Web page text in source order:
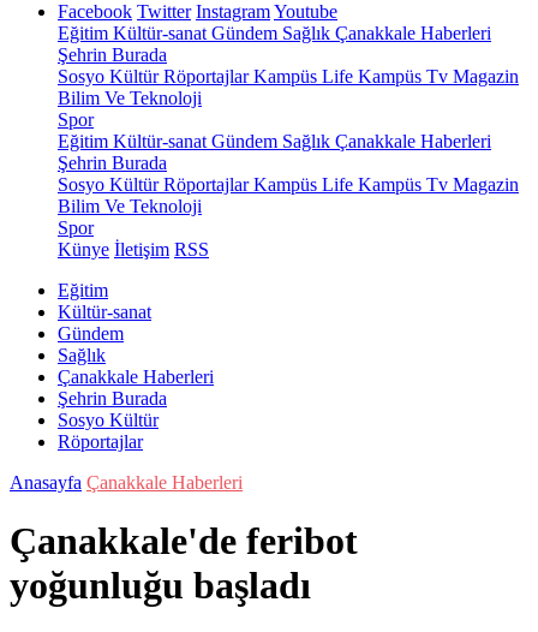
Facebook Twitter InstagramYoutube
Eğitim Kültür-sanat Gündem Sağlık Çanakkale Haberleri
Şehrin Burada
Sosyo KültürRöportajlarKampüs Life Kampüs Tv Magazin
Bilim Ve Teknoloji
Spor
Eğitim Kültür-sanat Gündem Sağlık Çanakkale Haberleri
Şehrin Burada
Sosyo KültürRöportajlarKampüs Life Kampüs Tv Magazin
Bilim Ve Teknoloji
Spor
Künye İletişim RSS
Eğitim
Kültür-sanat
Gündem
Sağlık
Çanakkale Haberleri
Şehrin Burada
Sosyo Kültür
Röportajlar
Anasayfa Çanakkale Haberleri
Çanakkale'de feribot
yoğunluğu başladı